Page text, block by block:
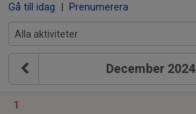
Gå till idag | Prenumerera
December 2024
1